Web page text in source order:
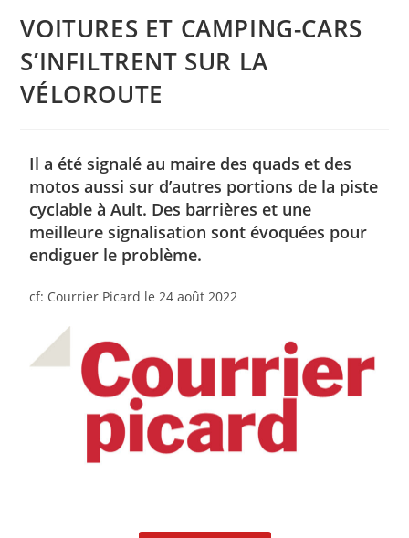
VOITURES ET CAMPING-CARS
S’INFILTRENT SUR LA
VÉLOROUTE
Il a été signalé au maire des quads et des
motos aussi sur d’autres portions de la piste
cyclable à Ault. Des barrières et une
meilleure signalisation sont évoquées pour
endiguer le problème.
cf: Courrier Picard le 24 août 2022